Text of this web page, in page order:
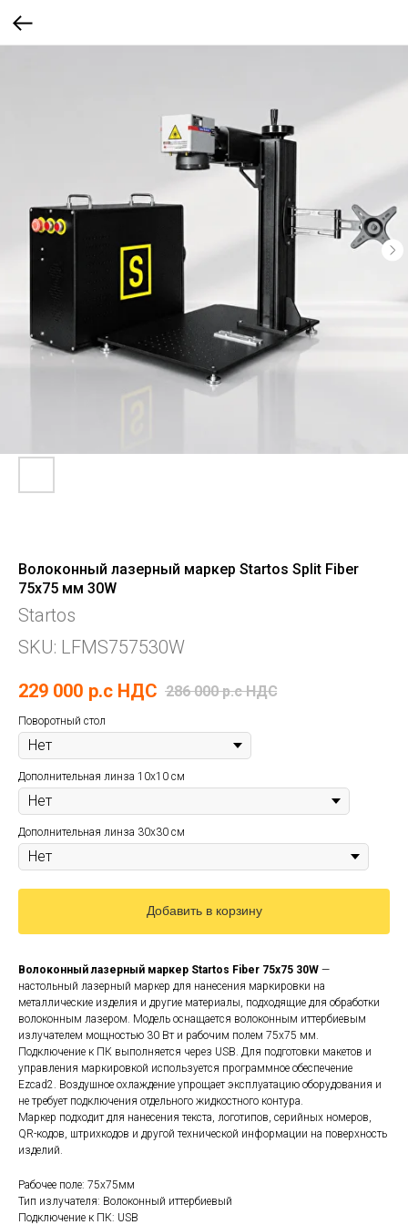
Волоконный лазерный маркер Startos Split Fiber
75x75 мм 30W
Startos
SKU: LFMS757530W
229 000 р.c НДС 286 000 р.c НДС
Поворотный стол
Дополнительная линза 10х10 см
Дополнительная линза 30х30 см
Добавить в корзину
Волоконный лазерный маркер Startos Fiber 75x75 30W —
настольный лазерный маркер для нанесения маркировки на
металлические изделия и другие материалы, подходящие для обработки
волоконным лазером. Модель оснащается волоконным иттербиевым
излучателем мощностью 30 Вт и рабочим полем 75x75 мм.
Подключение к ПК выполняется через USB. Для подготовки макетов и
управления маркировкой используется программное обеспечение
Ezcad2. Воздушное охлаждение упрощает эксплуатацию оборудования и
не требует подключения отдельного жидкостного контура.
Маркер подходит для нанесения текста, логотипов, серийных номеров,
QR-кодов, штрихкодов и другой технической информации на поверхность
изделий.
Рабочее поле: 75x75мм
Тип излучателя: Волоконный иттербиевый
Подключение к ПК: USB